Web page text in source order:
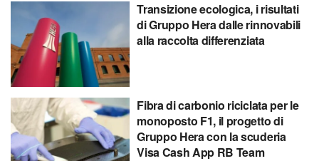
Transizione ecologica, i risultati
di Gruppo Hera dalle rinnovabili
alla raccolta differenziata
Fibra di carbonio riciclata per le
monoposto F1, il progetto di
Gruppo Hera con la scuderia
Visa Cash App RB Team